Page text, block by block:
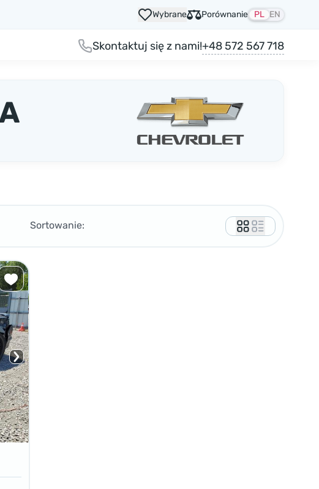
Wybrane Porównanie PL EN
Skontaktuj się z nami!+48 572 567 718
Sortowanie: